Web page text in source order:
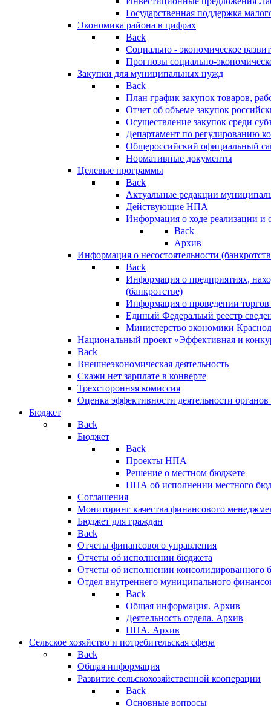
Государственная поддержка
Экономика района в цифрах
Back
Социально - экономическое
Прогнозы социально-
Закупки для муниципальных нужд
Back
План график закупок товаров,
Отчет об объеме закупок
Осуществление закупок среди
Департамент по регулированию
Общероссийский официальный
Нормативные документы
Целевые программы
Back
Актуальные редакции
Действующие НПА
Информация о ходе реализации
Back
Архив
Информация о несостоятельности
Back
Информация о предприятиях,
(банкротстве)
Информация о проведении
Единый Федеральый реестр
Министерство экономики
Национальный проект «Эффективная и
Back
Внешнеэкономическая деятельность
Скажи нет зарплате в конверте
Трехсторонняя комиссия
Оценка эффективности деятельности
Бюджет
Back
Бюджет
Back
Проекты НПА
Решение о местном бюджете
НПА об исполнении местного
Соглашения
Мониторинг качества финансового
Бюджет для граждан
Back
Отчеты финансового управления
Отчеты об исполнении бюджета
Отчеты об исполнении консолидированного
Отдел внутреннего муниципального
Back
Общая информация. Архив
Деятельность отдела. Архив
НПА. Архив
Сельское хозяйство и потребительская сфера
Back
Общая информация
Развитие сельскохозяйственной кооперации
Back
Основные вопросы